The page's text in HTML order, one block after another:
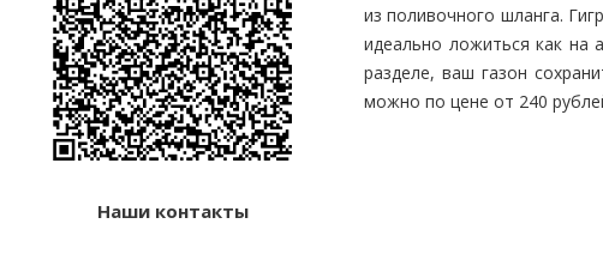
из поливочного шланга.
идеально ложиться как на
разделе, ваш газон
можно по цене от 240
Наши контакты